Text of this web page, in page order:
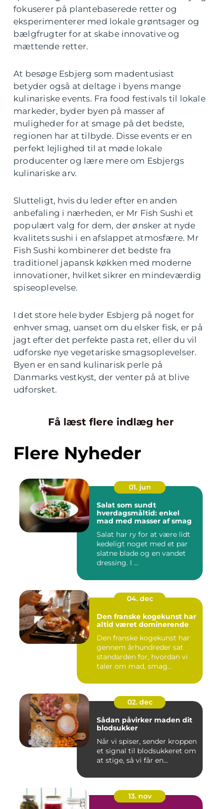
fokuserer på plantebaserede retter og
eksperimenterer med lokale grøntsager og
bælgfrugter for at skabe innovative og
mættende retter.
At besøge Esbjerg som madentusiast
betyder også at deltage i byens mange
kulinariske events. Fra food festivals til lokale
markeder, byder byen på masser af
muligheder for at smage på det bedste,
regionen har at tilbyde. Disse events er en
perfekt lejlighed til at møde lokale
producenter og lære mere om Esbjergs
kulinariske arv.
Slutteligt, hvis du leder efter en anden
anbefaling i nærheden, er Mr Fish Sushi et
populært valg for dem, der ønsker at nyde
kvalitets sushi i en afslappet atmosfære. Mr
Fish Sushi kombinerer det bedste fra
traditionel japansk køkken med moderne
innovationer, hvilket sikrer en mindeværdig
spiseoplevelse.
I det store hele byder Esbjerg på noget for
enhver smag, uanset om du elsker fisk, er på
jagt efter det perfekte pasta ret, eller du vil
udforske nye vegetariske smagsoplevelser.
Byen er en sand kulinarisk perle på
Danmarks vestkyst, der venter på at blive
udforsket.
Få læst flere indlæg her
Flere Nyheder
01. jun
Salat som sundt
hverdagsmåltid: enkel
mad med masser af smag
Salat har ry for at være lidt
kedeligt noget med et par
slatne blade og en vandet
dressing. I ...
04. dec
Den franske kogekunst har
altid været dominerende
Den franske kogekunst har
gennem århundreder sat
standarden for, hvordan vi
taler om mad, smag...
02. dec
Sådan påvirker maden dit
blodsukker
Når vi spiser, sender kroppen
et signal til blodsukkeret om
at stige, så vi får en...
13. nov